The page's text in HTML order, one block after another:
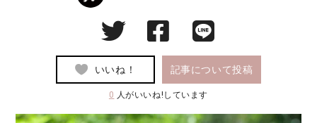
いいね！ 記事について投稿
0 人がいいね!しています